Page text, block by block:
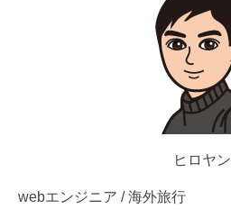
ヒロヤン
webエンジニア / 海外旅行